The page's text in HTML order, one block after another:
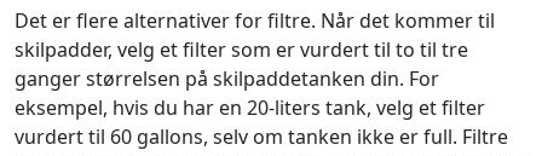
Det er flere alternativer for filtre. Når det kommer til
skilpadder, velg et filter som er vurdert til to til tre
ganger størrelsen på skilpaddetanken din. For
eksempel, hvis du har en 20-liters tank, velg et filter
vurdert til 60 gallons, selv om tanken ikke er full. Filtre